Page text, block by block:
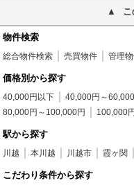
物件検索
総合物件検索 売買物件 管理
価格別から探す
40,000円以下 40,000円～
80,000円～100,000円
100,000
駅から探す
川越 本川越 川越市 霞ヶ関
こだわり条件から探す